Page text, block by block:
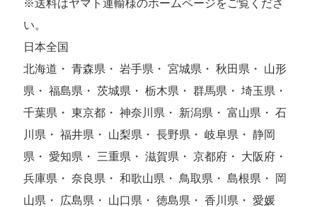
※送料はヤマト運輸様のホームページをご覧くださ
い。
日本全国
北海道・ 青森県・ 岩手県・ 宮城県・ 秋田県・ 山形
県・ 福島県・ 茨城県・ 栃木県・ 群馬県・ 埼玉県・
千葉県・ 東京都・ 神奈川県・ 新潟県・ 富山県・ 石
川県・ 福井県・ 山梨県・ 長野県・ 岐阜県・ 静岡
県・ 愛知県・ 三重県・ 滋賀県・ 京都府・ 大阪府・
兵庫県・ 奈良県・ 和歌山県・ 鳥取県・ 島根県・ 岡
山県・ 広島県・ 山口県・ 徳島県・ 香川県・ 愛媛